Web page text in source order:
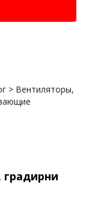
> Вентиляторы,